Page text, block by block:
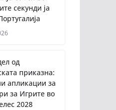
секунди ја
од
приказна:
апликации за
за Игрите во
2028